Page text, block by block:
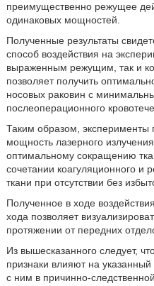
преимущественно режущее
одинаковых мощностей.
Полученные результаты
способ воздействия на
выраженным режущим, так и
позволяет получить
носовых раковин с
послеоперационного
Таким образом, эксперименты
мощность лазерного
оптимальному сокращению
сочетании коагуляционного и
ткани при отсутствии без
Полученное в ходе
хода позволяет
протяжении от передних
Из вышесказанного следует,
признаки влияют на указанный
с ним в причинно-следственной